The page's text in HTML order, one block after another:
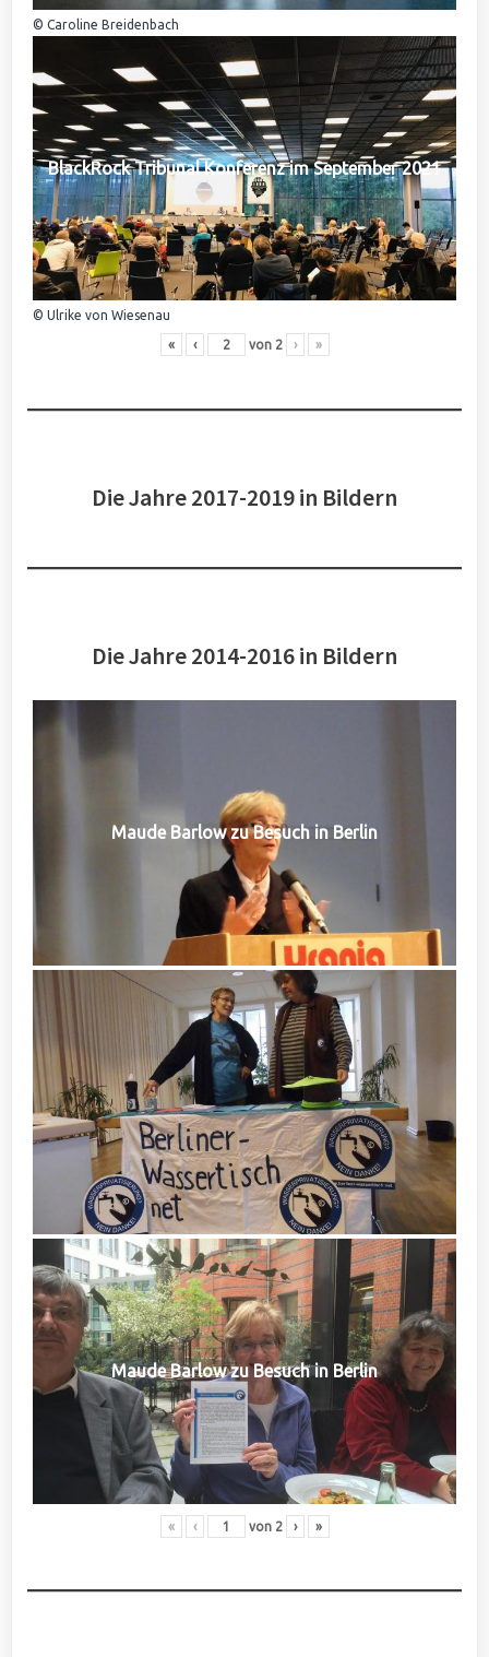
© Caroline Breidenbach
BlackRock Tribunal Konferenz im September 2021
© Ulrike von Wiesenau
« ‹ von 2 › »
Die Jahre 2017-2019 in Bildern
Die Jahre 2014-2016 in Bildern
Maude Barlow zu Besuch in Berlin
Maude Barlow zu Besuch in Berlin
« ‹ von 2 › »